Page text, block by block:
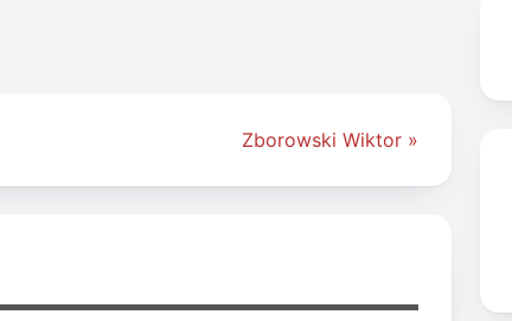
Zborowski Wiktor »